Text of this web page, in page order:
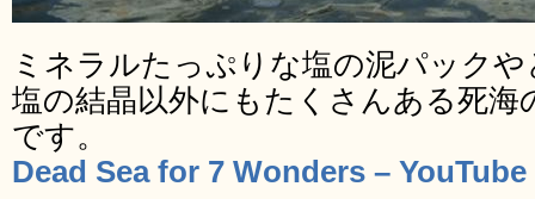
ミネラルたっぷりな塩の泥パック
塩の結晶以外にもたくさんある死海
です。
Dead Sea for 7 Wonders – YouTube